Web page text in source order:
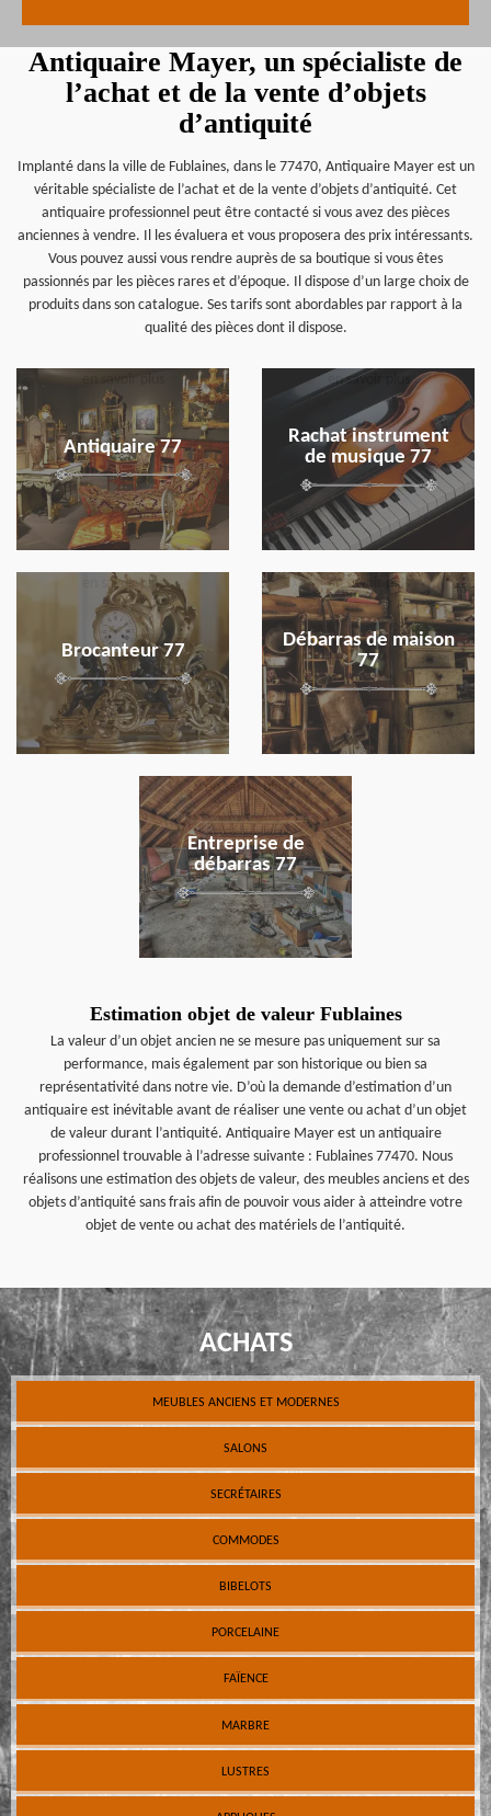
Antiquaire Mayer, un spécialiste de
l’achat et de la vente d’objets
d’antiquité
Implanté dans la ville de Fublaines, dans le 77470, Antiquaire Mayer est un
véritable spécialiste de l’achat et de la vente d’objets d’antiquité. Cet
antiquaire professionnel peut être contacté si vous avez des pièces
anciennes à vendre. Il les évaluera et vous proposera des prix intéressants.
Vous pouvez aussi vous rendre auprès de sa boutique si vous êtes
passionnés par les pièces rares et d’époque. Il dispose d’un large choix de
produits dans son catalogue. Ses tarifs sont abordables par rapport à la
qualité des pièces dont il dispose.
Antiquaire 77
en savoir plus
Rachat instrument
de musique 77
en savoir plus
Brocanteur 77
en savoir plus
Débarras de maison
77
en savoir plus
Entreprise de
débarras 77
en savoir plus
Estimation objet de valeur Fublaines
La valeur d’un objet ancien ne se mesure pas uniquement sur sa
performance, mais également par son historique ou bien sa
représentativité dans notre vie. D’où la demande d’estimation d’un
antiquaire est inévitable avant de réaliser une vente ou achat d’un objet
de valeur durant l’antiquité. Antiquaire Mayer est un antiquaire
professionnel trouvable à l’adresse suivante : Fublaines 77470. Nous
réalisons une estimation des objets de valeur, des meubles anciens et des
objets d’antiquité sans frais afin de pouvoir vous aider à atteindre votre
objet de vente ou achat des matériels de l’antiquité.
ACHATS
MEUBLES ANCIENS ET MODERNES
SALONS
SECRÉTAIRES
COMMODES
BIBELOTS
PORCELAINE
FAÏENCE
MARBRE
LUSTRES